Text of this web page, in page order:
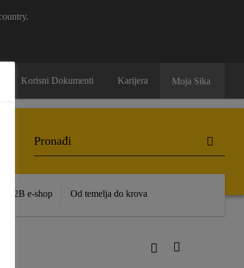
Korisni Dokumenti Karijera Moja Sika
B2B e-shop Od temelja do krova